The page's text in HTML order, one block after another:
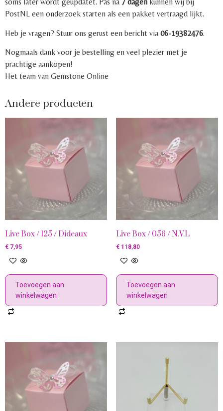
PostNL een onderzoek starten als een pakket vertraagd lijkt.
Heb je vragen? Stuur ons gerust een bericht via 06-19382476.
Nogmaals dank voor je bestelling en veel plezier met je
prachtige aankopen!
Het team van Gemstone Online
Andere producten
Live Box / 125 / Dideaux
€ 7,95
Toevoegen aan
winkelwagen
Live Box / 056 / N.V.L
€118,80
Toevoegen aan
winkelwagen